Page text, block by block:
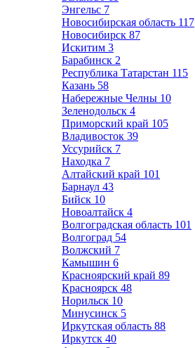
Энгельс 7
Новосибирская область 117
Новосибирск 87
Искитим 3
Барабинск 2
Республика Татарстан 115
Казань 58
Набережные Челны 10
Зеленодольск 4
Приморский край 105
Владивосток 39
Уссурийск 7
Находка 7
Алтайский край 101
Барнаул 43
Бийск 10
Новоалтайск 4
Волгоградская область 101
Волгоград 54
Волжский 7
Камышин 6
Красноярский край 89
Красноярск 48
Норильск 10
Минусинск 5
Иркутская область 88
Иркутск 40